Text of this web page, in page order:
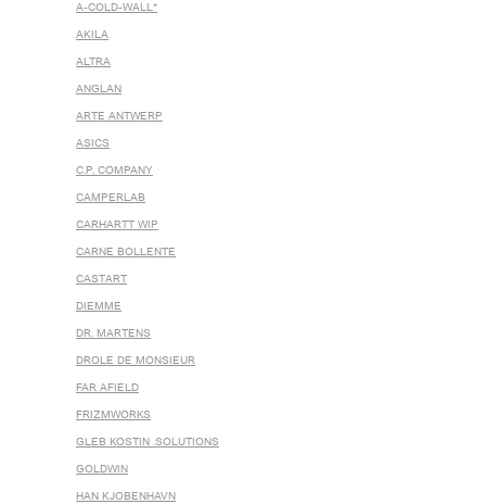
A-COLD-WALL*
AKILA
ALTRA
ANGLAN
ARTE ANTWERP
ASICS
C.P. COMPANY
CAMPERLAB
CARHARTT WIP
CARNE BOLLENTE
CASTART
DIEMME
DR. MARTENS
DROLE DE MONSIEUR
FAR AFIELD
FRIZMWORKS
GLEB KOSTIN .SOLUTIONS
GOLDWIN
HAN KJOBENHAVN